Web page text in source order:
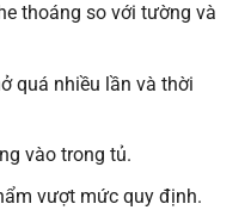
thoáng so với tường và
quá nhiều lần và thời
vào trong tủ.
vượt mức quy định.